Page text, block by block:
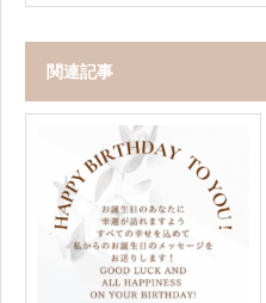
関連記事